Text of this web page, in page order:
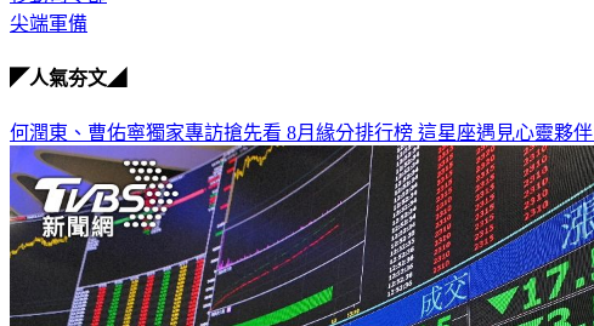
尖端軍備
◤人氣夯文◢
何潤東、曹佑寧獨家專訪搶先看 8月緣分排行榜 這星座遇見心靈夥伴